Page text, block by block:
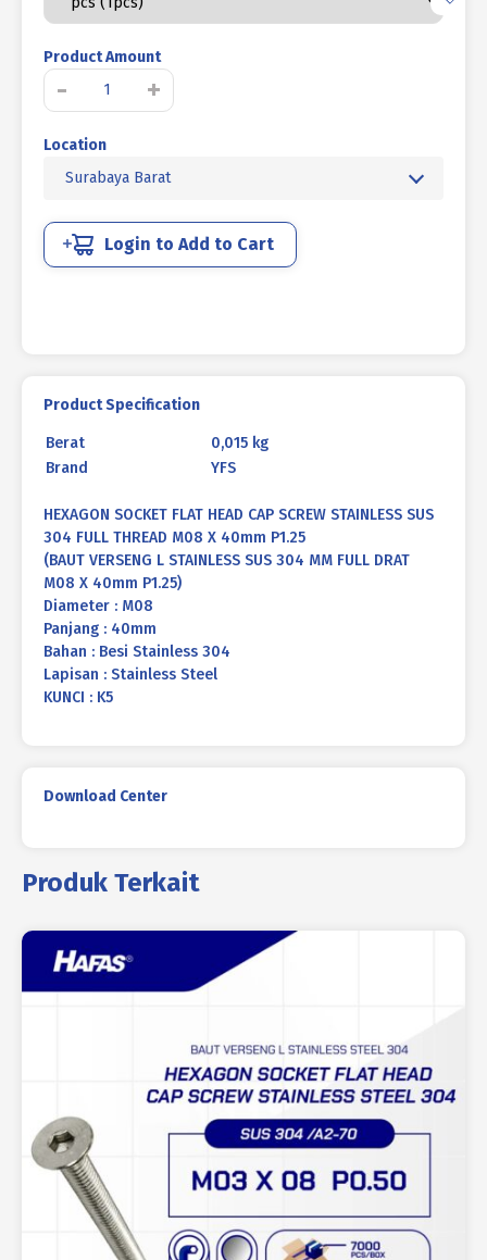
Product Amount
-
Kuantitas
L
STAINLESS
MM
FULL
+
Location
Surabaya Barat
Login to Add to Cart
Product Specification
Berat
0,015 kg
Brand
YFS
HEXAGON SOCKET FLAT HEAD CAP SCREW STAINLESS SUS
304 FULL THREAD M08 X 40mm P1.25
(BAUT VERSENG L STAINLESS SUS 304 MM FULL DRAT
M08 X 40mm P1.25)
Diameter : M08
Panjang : 40mm
Bahan : Besi Stainless 304
Lapisan : Stainless Steel
KUNCI : K5
Download Center
Produk Terkait